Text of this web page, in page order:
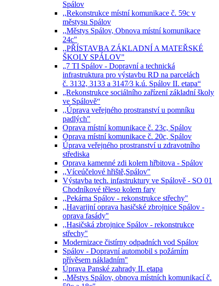
Spálov
,,Rekonstrukce místní komunikace č. 59c v
městysu Spálov
,,Městys Spálov, Obnova místní komunikace
24c"
,,PŘÍSTAVBA ZÁKLADNÍ A MATEŘSKÉ
ŠKOLY SPÁLOV"
„7 TI Spálov - Dopravní a technická
infrastruktura pro výstavbu RD na parcelách
č. 3132, 3133 a 3147⁄3 k.ú. Spálov II. etapa“
„Rekonstrukce sociálního zařízení základní školy
ve Spálově“
,,Úprava veřejného prostranství u pomníku
padlých"
Oprava místní komunikace č. 23c, Spálov
Oprava místní komunikace č. 20c, Spálov
Úprava veřejného prostranství u zdravotního
střediska
Oprava kamenné zdi kolem hřbitova - Spálov
,,Víceúčelové hřiště,Spálov"
Výstavba tech. infastruktury ve Spálově - SO 01
Chodníkové těleso kolem fary
,,Pekárna Spálov - rekonstrukce střechy"
,,Havarijní oprava hasičské zbrojnice Spálov -
oprava fasády"
,,Hasičská zbrojnice Spálov - rekonstrukce
střechy"
Modernizace čistírny odpadních vod Spálov
Spálov - Dopravní automobil s požárním
přívěsem nákladním"
Úprava Panské zahrady II. etapa
,,Městys Spálov, obnova místních komunikací č.